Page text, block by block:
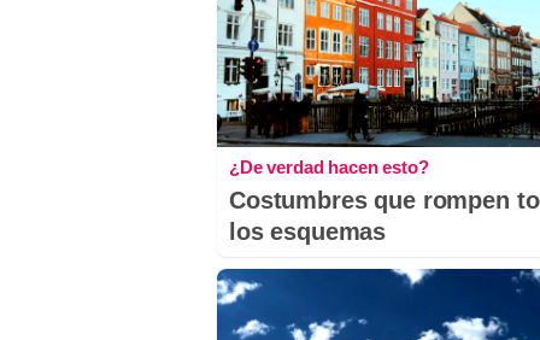
¿De verdad hacen esto?
Costumbres que rompen
los esquemas